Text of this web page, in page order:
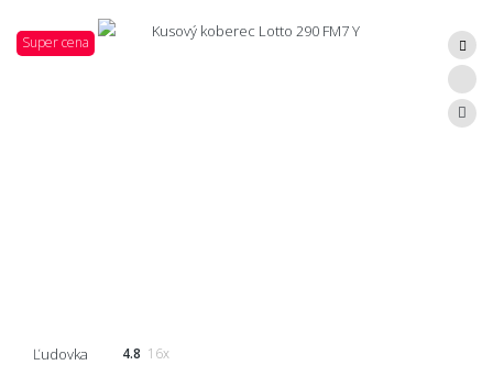
Super cena
Ľudovka 4.8 16x